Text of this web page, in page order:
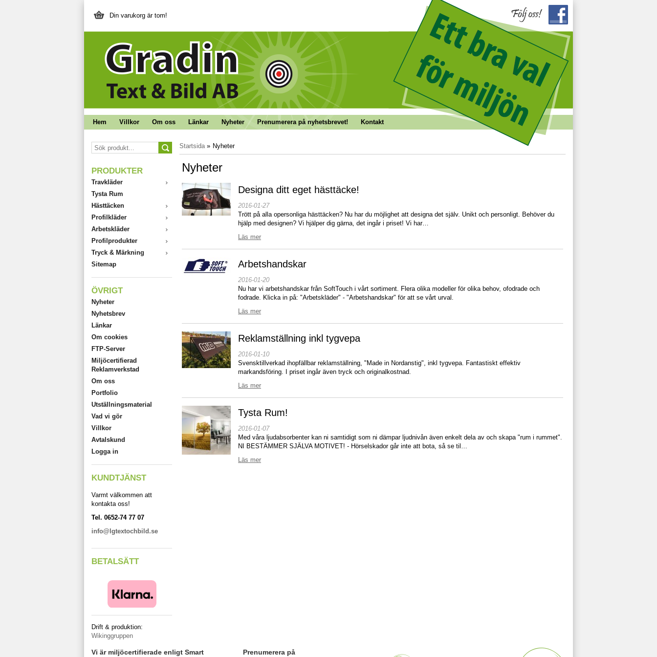
Din varukorg är tom!
Hem Villkor Om oss Länkar Nyheter Prenumerera på nyhetsbrevet! Kontakt
PRODUKTER
Travkläder
Tysta Rum
Hästtäcken
Profilkläder
Arbetskläder
Profilprodukter
Tryck & Märkning
Sitemap
ÖVRIGT
Nyheter
Nyhetsbrev
Länkar
Om cookies
FTP-Server
Miljöcertifierad
Reklamverkstad
Om oss
Portfolio
Utställningsmaterial
Vad vi gör
Villkor
Avtalskund
Logga in
KUNDTJÄNST
Varmt välkommen att
kontakta oss!
Tel. 0652-74 77 07
info@lgtextochbild.se
BETALSÄTT
Drift & produktion:
Wikinggruppen
Startsida» Nyheter
Nyheter
Designa ditt eget hästtäcke!
2016-01-27
Trött på alla opersonliga hästtäcken? Nu har du möjlighet att designa det själv. Unikt och personligt. Behöver du
hjälp med designen? Vi hjälper dig gärna, det ingår i priset! Vi har…
Läs mer
Arbetshandskar
2016-01-20
Nu har vi arbetshandskar från SoftTouch i vårt sortiment. Flera olika modeller för olika behov, ofodrade och
fodrade. Klicka in på: "Arbetskläder" - "Arbetshandskar" för att se vårt urval.
Läs mer
Reklamställning inkl tygvepa
2016-01-10
Svensktillverkad ihopfällbar reklamställning, "Made in Nordanstig", inkl tygvepa. Fantastiskt effektiv
markandsföring. I priset ingår även tryck och originalkostnad.
Läs mer
Tysta Rum!
2016-01-07
Med våra ljudabsorbenter kan ni samtidigt som ni dämpar ljudnivån även enkelt dela av och skapa "rum i rummet".
NI BESTÄMMER SJÄLVA MOTIVET! - Hörselskador går inte att bota, så se til…
Läs mer
Vi är miljöcertifierade enligt Smart Prenumerera på